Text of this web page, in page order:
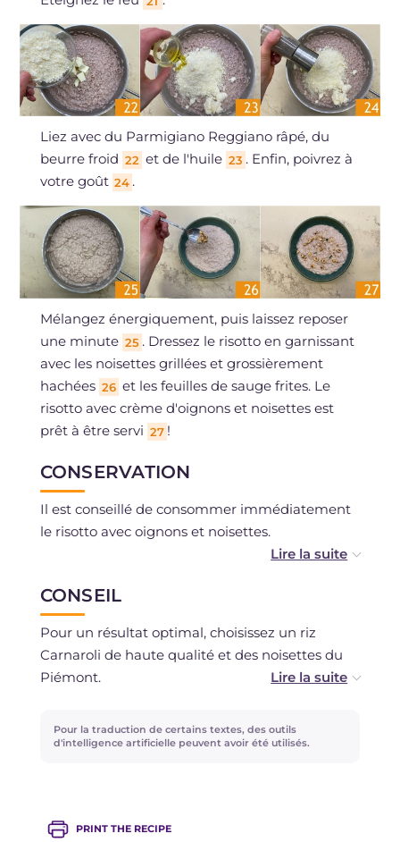
Liez avec du Parmigiano Reggiano râpé, du
beurre froid 22 et de l'huile 23 . Enfin, poivrez à
votre goût 24 .
Mélangez énergiquement, puis laissez reposer
une minute 25 . Dressez le risotto en garnissant
avec les noisettes grillées et grossièrement
hachées 26 et les feuilles de sauge frites. Le
risotto avec crème d'oignons et noisettes est
prêt à être servi 27 !
CONSERVATION
Il est conseillé de consommer immédiatement
le risotto avec oignons et noisettes.
l'avance et la conserver au réfrigérateur
pendant 2 jours maximum.
CONSEIL
Pour un résultat optimal, choisissez un riz
Carnaroli de haute qualité et des noisettes du
Piémont.
Pour la cuisson du risotto, il est préférable
d'utiliser un faitout large avec un fond double.
Pour la traduction de certains textes, des outils
d'intelligence artificielle peuvent avoir été utilisés.
PRINT THE RECIPE